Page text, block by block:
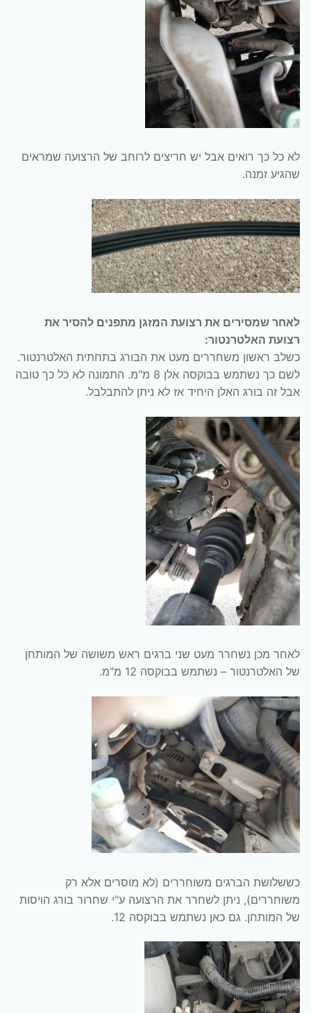
לא כל כך רואים אבל יש חריצים לרוחב של הרצועה שמראים
שהגיע זמנה.
לאחר שמסירים את רצועת המזגן מתפנים להסיר את
רצועת האלטרנטור:
כשלב ראשון משחררים מעט את הבורג בתחתית האלטרנטור.
לשם כך נשתמש בבוקסה אלן 8 מ"מ. התמונה לא כל כך טובה
אבל זה בורג האלן היחיד אז לא ניתן להתבלבל.
לאחר מכן נשחרר מעט שני ברגים ראש משושה של המותחן
של האלטרנטור – נשתמש בבוקסה 12 מ"מ.
כששלושת הברגים משוחררים (לא מוסרים אלא רק
משוחררים), ניתן לשחרר את הרצועה ע"י שחרור בורג הויסות
של המותחן. גם כאן נשתמש בבוקסה 12.